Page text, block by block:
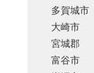
多賀城市
大崎市
宮城郡
富谷市